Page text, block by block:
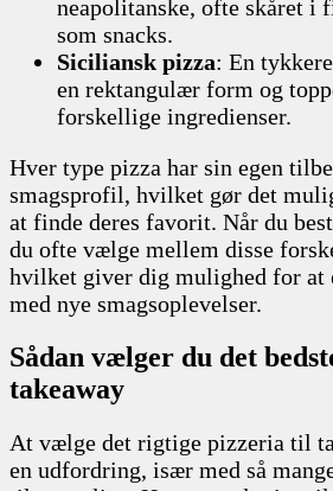
neapolitanske, ofte skåret i
som snacks.
Siciliansk pizza: En
en rektangulær form og
forskellige ingredienser.
Hver type pizza har sin egen
smagsprofil, hvilket gør det
at finde deres favorit. Når du
du ofte vælge mellem disse
hvilket giver dig mulighed for at
med nye smagsoplevelser.
Sådan vælger du det
takeaway
At vælge det rigtige pizzeria til
en udfordring, især med så